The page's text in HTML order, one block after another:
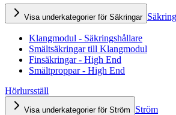
Visa underkategorier för Säkringar
Klangmodul - Säkringshållare
Smältsäkringar till Klangmodul
Finsäkringar - High End
Smältproppar - High End
Hörlursställ
Visa underkategorier för Ström Ström